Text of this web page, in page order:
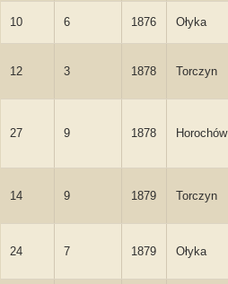
10 6 1876 Ołyka
12 3 1878 Torczyn
27 9 1878 Horochów
14 9 1879 Torczyn
24 7 1879 Ołyka